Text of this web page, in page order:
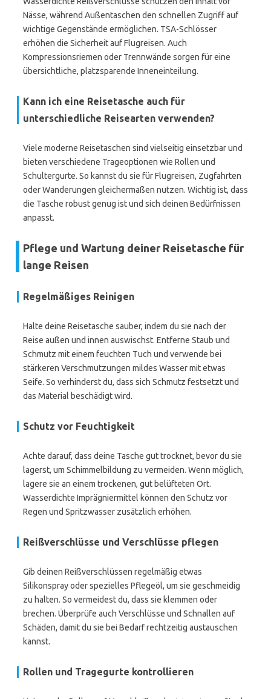
Nässe, während Außentaschen den schnellen Zugriff auf
wichtige Gegenstände ermöglichen. TSA-Schlösser
erhöhen die Sicherheit auf Flugreisen. Auch
Kompressionsriemen oder Trennwände sorgen für eine
übersichtliche, platzsparende Inneneinteilung.
Kann ich eine Reisetasche auch für
unterschiedliche Reisearten verwenden?
Viele moderne Reisetaschen sind vielseitig einsetzbar und
bieten verschiedene Trageoptionen wie Rollen und
Schultergurte. So kannst du sie für Flugreisen, Zugfahrten
oder Wanderungen gleichermaßen nutzen. Wichtig ist, dass
die Tasche robust genug ist und sich deinen Bedürfnissen
anpasst.
Pflege und Wartung deiner Reisetasche für
lange Reisen
Regelmäßiges Reinigen
Halte deine Reisetasche sauber, indem du sie nach der
Reise außen und innen auswischst. Entferne Staub und
Schmutz mit einem feuchten Tuch und verwende bei
stärkeren Verschmutzungen mildes Wasser mit etwas
Seife. So verhinderst du, dass sich Schmutz festsetzt und
das Material beschädigt wird.
Schutz vor Feuchtigkeit
Achte darauf, dass deine Tasche gut trocknet, bevor du sie
lagerst, um Schimmelbildung zu vermeiden. Wenn möglich,
lagere sie an einem trockenen, gut belüfteten Ort.
Wasserdichte Imprägniermittel können den Schutz vor
Regen und Spritzwasser zusätzlich erhöhen.
Reißverschlüsse und Verschlüsse pflegen
Gib deinen Reißverschlüssen regelmäßig etwas
Silikonspray oder spezielles Pflegeöl, um sie geschmeidig
zu halten. So vermeidest du, dass sie klemmen oder
brechen. Überprüfe auch Verschlüsse und Schnallen auf
Schäden, damit du sie bei Bedarf rechtzeitig austauschen
kannst.
Rollen und Tragegurte kontrollieren